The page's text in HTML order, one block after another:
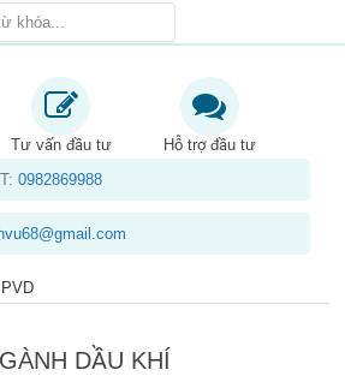
Tư vấn đầu tư
Hỗ trợ đầu tư
0982869988
DẦU KHÍ